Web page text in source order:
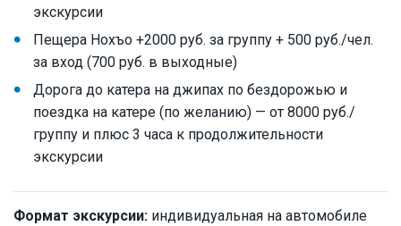
экскурсии
Пещера Нохъо +2000 руб. за группу + 500 руб./чел.
за вход (700 руб. в выходные)
Дорога до катера на джипах по бездорожью и
поездка на катере (по желанию) — от 8000 руб./
группу и плюс 3 часа к продолжительности
экскурсии
Формат экскурсии: индивидуальная на автомобиле